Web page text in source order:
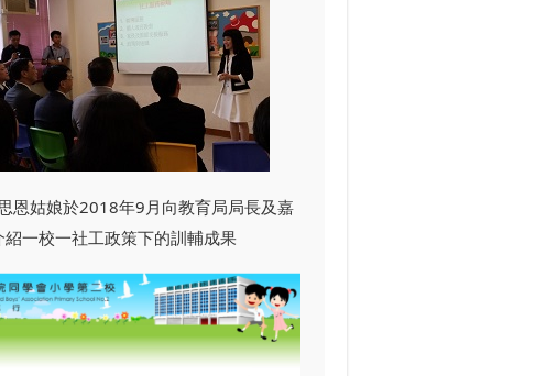
恩姑娘於2018年9月向教育局局長及嘉
紹一校一社工政策下的訓輔成果